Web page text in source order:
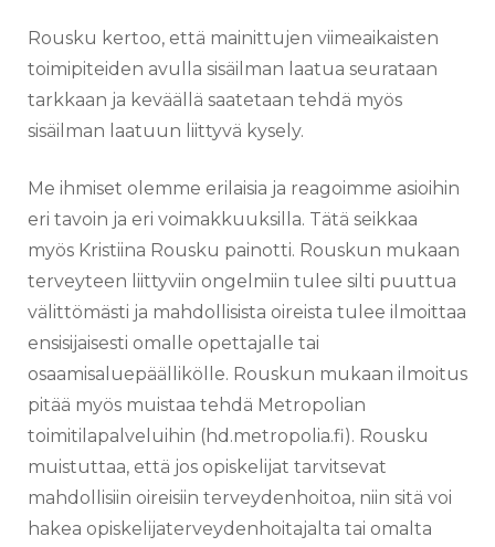
Rousku kertoo, että mainittujen viimeaikaisten
toimipiteiden avulla sisäilman laatua seurataan
tarkkaan ja keväällä saatetaan tehdä myös
sisäilman laatuun liittyvä kysely.
Me ihmiset olemme erilaisia ja reagoimme asioihin
eri tavoin ja eri voimakkuuksilla. Tätä seikkaa
myös Kristiina Rousku painotti. Rouskun mukaan
terveyteen liittyviin ongelmiin tulee silti puuttua
välittömästi ja mahdollisista oireista tulee ilmoittaa
ensisijaisesti omalle opettajalle tai
osaamisaluepäällikölle. Rouskun mukaan ilmoitus
pitää myös muistaa tehdä Metropolian
toimitilapalveluihin (hd.metropolia.fi). Rousku
muistuttaa, että jos opiskelijat tarvitsevat
mahdollisiin oireisiin terveydenhoitoa, niin sitä voi
hakea opiskelijaterveydenhoitajalta tai omalta